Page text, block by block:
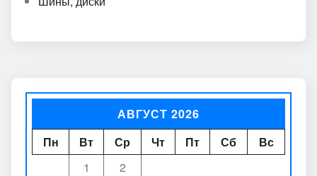
АВГУСТ 2026
Пн
Вт Ср Чт Пт Сб
Вс
1
2